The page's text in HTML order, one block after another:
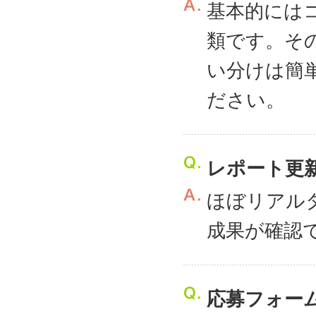
基本的には
類です。そ
い分けは簡
ださい。
レポート更
ほぼリアル
成果が確認
応募フォー